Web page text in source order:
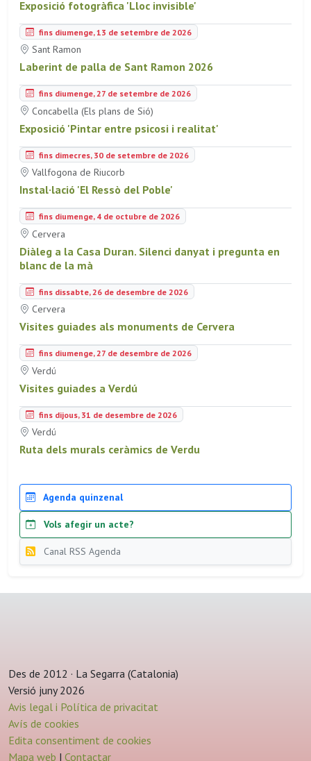
Exposició fotogràfica 'Lloc invisible'
fins diumenge, 13 de setembre de 2026
Sant Ramon
Laberint de palla de Sant Ramon 2026
fins diumenge, 27 de setembre de 2026
Concabella (Els plans de Sió)
Exposició 'Pintar entre psicosi i realitat'
fins dimecres, 30 de setembre de 2026
Vallfogona de Riucorb
Instal·lació 'El Ressò del Poble'
fins diumenge, 4 de octubre de 2026
Cervera
Diàleg a la Casa Duran. Silenci danyat i pregunta en
blanc de la mà
fins dissabte, 26 de desembre de 2026
Cervera
Visites guiades als monuments de Cervera
fins diumenge, 27 de desembre de 2026
Verdú
Visites guiades a Verdú
fins dijous, 31 de desembre de 2026
Verdú
Ruta dels murals ceràmics de Verdu
Agenda quinzenal
Vols afegir un acte?
Canal RSS Agenda
Des de 2012 · La Segarra (Catalonia)
Versió juny 2026
Avis legal i Política de privacitat
Avís de cookies
Edita consentiment de cookies
Mapa web | Contactar